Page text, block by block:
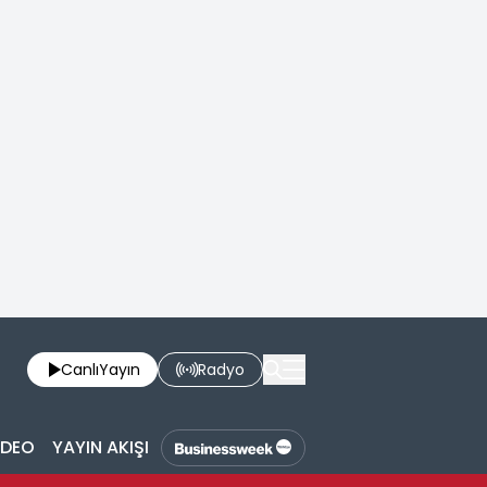
CanlıYayın Radyo
YAYIN AKIŞI